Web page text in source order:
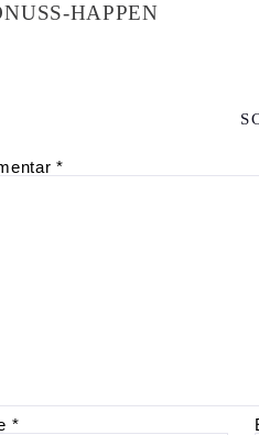
HAPPEN
*
*